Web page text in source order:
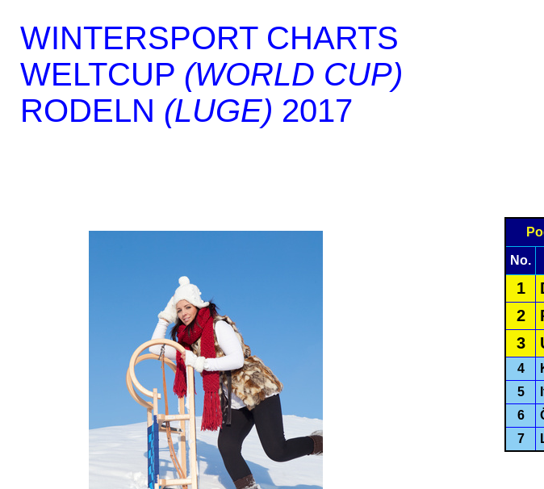
WINTERSPORT CHARTS
WELTCUP (WORLD CUP)
RODELN (LUGE) 2017
No.
1
2
3
4
5
6
7